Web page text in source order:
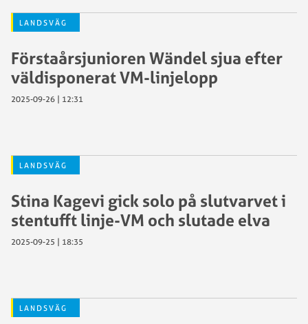
LANDSVÄG
Förstaårsjunioren Wändel sjua efter
väldisponerat VM-linjelopp
2025-09-26 | 12:31
LANDSVÄG
Stina Kagevi gick solo på slutvarvet i
stentufft linje-VM och slutade elva
2025-09-25 | 18:35
LANDSVÄG